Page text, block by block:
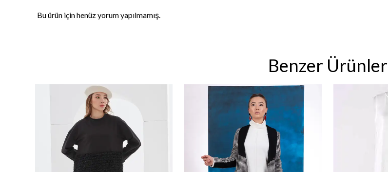
Bu ürün için henüz yorum yapılmamış.
Benzer Ürünler